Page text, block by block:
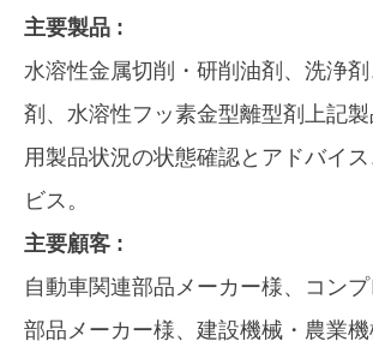
主要製品 :
水溶性金属切削・研削油剤、洗浄
剤、水溶性フッ素金型離型剤上記
用製品状況の状態確認とアドバイ
ビス。
主要顧客 :
自動車関連部品メーカー様、コン
部品メーカー様、建設機械・農業